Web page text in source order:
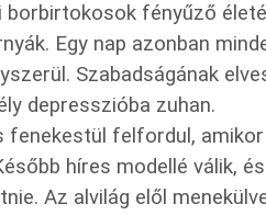
fényűző
Egy nap azonban
Szabadságának
depresszióba zuhan.
felfordul,
híres modellé válik,
Az alvilág elől